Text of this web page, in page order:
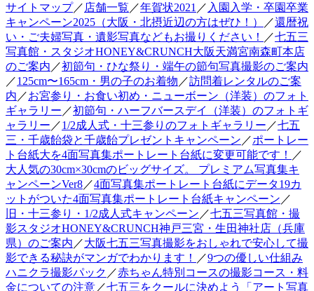
サイトマップ／ 店舗一覧 ／年賀状2021 ／ 入園入学・卒園卒業
キャンペーン2025（大阪・北摂近辺の方はぜひ！）
／還暦祝
い・ご夫婦写真・遺影写真などもお撮りください！ ／七五三
写真館・スタジオHONEY&CRUNCH大阪天満宮南森町本店
のご案内 ／初節句・ひな祭り・端午の節句写真撮影のご案内
／125cm〜165cm・男の子のお着物 ／訪問着レンタルのご案
内 ／お宮参り・お食い初め・ニューボーン（洋装）のフォト
ギャラリー ／初節句・ハーフバースデイ（洋装）のフォトギ
ャラリー ／1/2成人式・十三参りのフォトギャラリー ／七五
三・千歳飴袋と千歳飴プレゼントキャンペーン ／ポートレー
ト台紙大を4面写真集ポートレート台紙に変更可能です！ ／
大人気の30cm×30cmのビッグサイズ。 プレミアム写真集キ
ャンペーンVer8／4面写真集ポートレート台紙にデータ19カ
ットがついた4面写真集ポートレート台紙キャンペーン ／
旧・十三参り・1/2成人式キャンペーン ／七五三写真館・撮
影スタジオHONEY&CRUNCH神戸三宮・生田神社店（兵庫
県）のご案内 ／大阪七五三写真撮影をおしゃれで安心して撮
影できる秘訣がマンガでわかります！ ／9つの優しい仕組み
ハニクラ撮影パック ／赤ちゃん特別コースの撮影コース・料
金についての注意／七五三をクールに決めよう「アート写真